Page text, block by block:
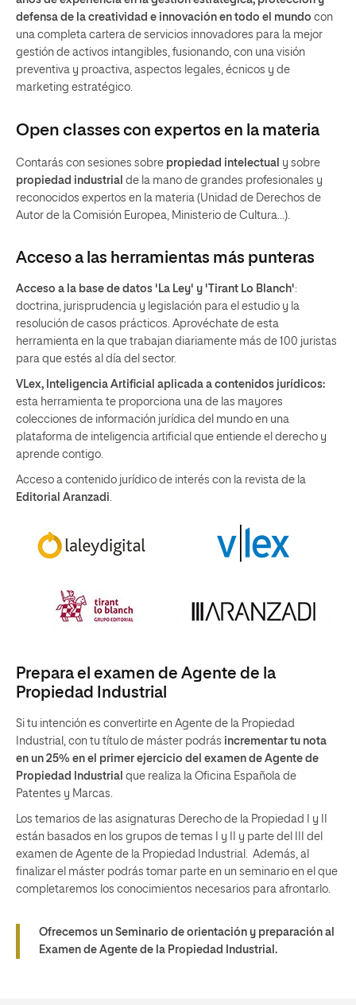
defensa de la creatividad e innovación en todo el mundo con
una completa cartera de servicios innovadores para la mejor
gestión de activos intangibles, fusionando, con una visión
preventiva y proactiva, aspectos legales, écnicos y de
marketing estratégico.
Open classescon expertos en la materia
Contarás con sesiones sobre propiedad intelectual y sobre
propiedad industrial de la mano de grandes profesionales y
reconocidos expertos en la materia (Unidad de Derechos de
Autor de la Comisión Europea, Ministerio de Cultura…).
Acceso a las herramientas más punteras
Acceso a la base de datos 'La Ley' y 'Tirant Lo Blanch':
doctrina, jurisprudencia y legislación para el estudio y la
resolución de casos prácticos. Aprovéchate de esta
herramienta en la que trabajan diariamente más de 100 juristas
para que estés al día del sector.
VLex, Inteligencia Artificial aplicada a contenidos jurídicos:
esta herramienta te proporciona una de las mayores
colecciones de información jurídica del mundo en una
plataforma de inteligencia artificial que entiende el derecho y
aprende contigo.
Acceso a contenido jurídico de interés con la revista de la
Editorial Aranzadi.
Prepara el examen de Agente de la
Propiedad Industrial
Si tu intención es convertirte en Agente de la Propiedad
Industrial, con tu título de máster podrás incrementar tu nota
en un 25% en el primer ejercicio del examen de Agente de
Propiedad Industrial que realiza la Oficina Española de
Patentes y Marcas.
Los temarios de las asignaturas Derecho de la Propiedad I y II
están basados en los grupos de temas I y II y parte del III del
examen de Agente de la Propiedad Industrial. Además, al
finalizar el máster podrás tomar parte en un seminario en el que
completaremos los conocimientos necesarios para afrontarlo.
Ofrecemos un Seminario de orientación y preparación al
Examen de Agente de la Propiedad Industrial.